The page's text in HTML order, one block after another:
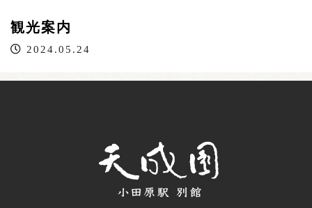
観光案内
2024.05.24